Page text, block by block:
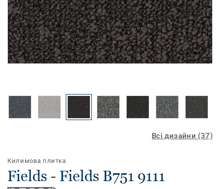
Всі дизайни (37)
Килимова плитка
Fields - Fields B751 9111